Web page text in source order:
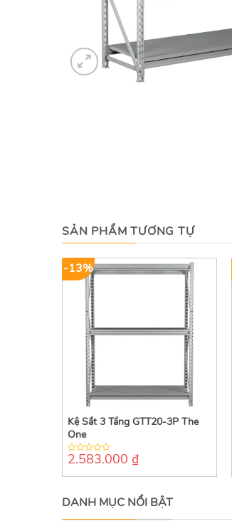
SẢN PHẨM TƯƠNG TỰ
-13%
Kệ Sắt 3 Tầng GTT20-3P The
One
0
of
2.583.000 ₫
DANH MỤC NỔI BẬT